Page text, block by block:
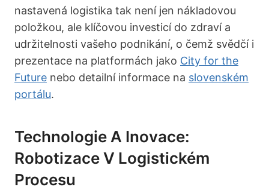
nastavená logistika tak není jen nákladovou
položkou, ale klíčovou investicí do zdraví a
udržitelnosti vašeho podnikání, o čemž svědčí i
prezentace na platformách jako City for the
Future nebo detailní informace na slovenském
portálu.
Technologie A Inovace:
Robotizace V Logistickém
Procesu